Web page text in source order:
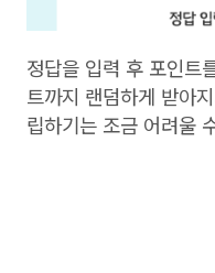
정답을 입력 후 포인트
트까지 랜덤하게 받아
립하기는 조금 어려울